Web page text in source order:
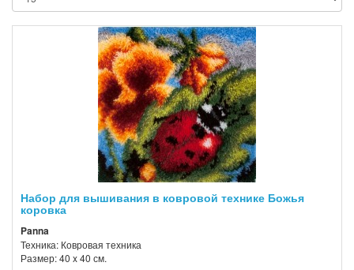
Набор для вышивания в ковровой технике Божья
коровка
Panna
Техника: Ковровая техника
Размер: 40 x 40 см.